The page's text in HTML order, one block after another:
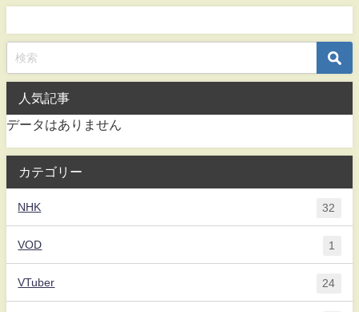
人気記事
データはありません
カテゴリー
NHK 32
VOD 1
VTuber 24